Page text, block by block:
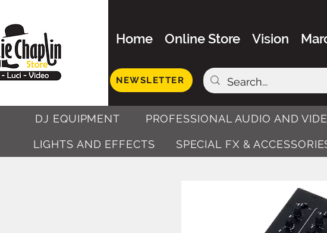
Home Online Store Vision
NEWSLETTER
DJ EQUIPMENT PROFESSIONAL AUDIO AND
LIGHTS AND EFFECTS SPECIAL FX &